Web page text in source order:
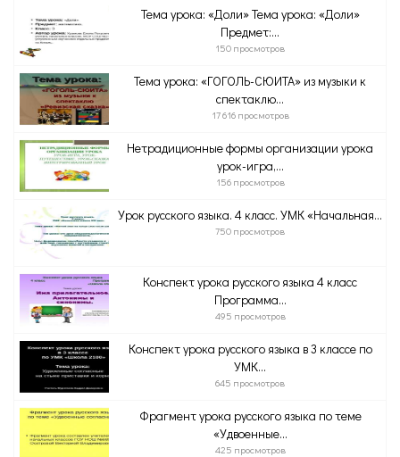
Тема урока: «Доли» Тема урока: «Доли»
Предмет:...
150 просмотров
Тема урока: «ГОГОЛЬ-СЮИТА» из музыки к
спектаклю...
17 616 просмотров
Нетрадиционные формы организации урока
урок-игра,...
156 просмотров
Урок русского языка. 4 класс. УМК «Начальная...
750 просмотров
Конспект урока русского языка 4 класс
Программа...
495 просмотров
Конспект урока русского языка в 3 классе по
УМК...
645 просмотров
Фрагмент урока русского языка по теме
«Удвоенные...
425 просмотров